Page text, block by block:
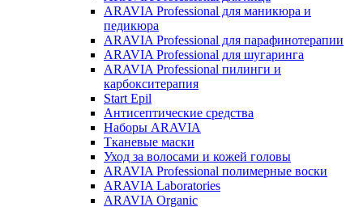
ARAVIA Professional для маникюра и
педикюра
ARAVIA Professional для парафинотерапии
ARAVIA Professional для шугаринга
ARAVIA Professional пилинги и
карбокситерапия
Start Epil
Антисептические средства
Наборы ARAVIA
Тканевые маски
Уход за волосами и кожей головы
ARAVIA Professional полимерные воски
ARAVIA Laboratories
ARAVIA Organic